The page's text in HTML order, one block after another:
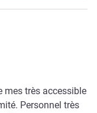
mes très accessible
Personnel très